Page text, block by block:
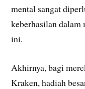
mental sangat
keberhasilan
ini.
Akhirnya, bagi
Kraken, hadiah